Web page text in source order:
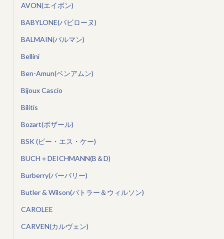
AVON(エイボン)
BABYLONE(バビローヌ)
BALMAIN(バルマン)
Bellini
Ben-Amun(ベンアムン)
Bijoux Cascio
Bilitis
Bozart(ボザール)
BSK (ビー・エス・ケー)
BUCH＋DEICHMANN(B＆D)
Burberry(バーバリー)
Butler & Wilson(バトラー＆ウィルソン)
CAROLEE
CARVEN(カルヴェン)